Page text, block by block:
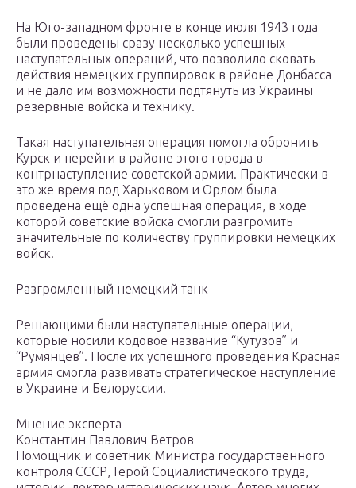
На Юго-западном фронте в конце июля 1943 года
были проведены сразу несколько успешных
наступательных операций, что позволило сковать
действия немецких группировок в районе Донбасса
и не дало им возможности подтянуть из Украины
резервные войска и технику.
Такая наступательная операция помогла обронить
Курск и перейти в районе этого города в
контрнаступление советской армии. Практически в
это же время под Харьковом и Орлом была
проведена ещё одна успешная операция, в ходе
которой советские войска смогли разгромить
значительные по количеству группировки немецких
войск.
Разгромленный немецкий танк
Решающими были наступательные операции,
которые носили кодовое название “Кутузов” и
“Румянцев”. После их успешного проведения Красная
армия смогла развивать стратегическое наступление
в Украине и Белоруссии.
Мнение эксперта
Константин Павлович Ветров
Помощник и советник Министра государственного
контроля СССР, Герой Социалистического труда,